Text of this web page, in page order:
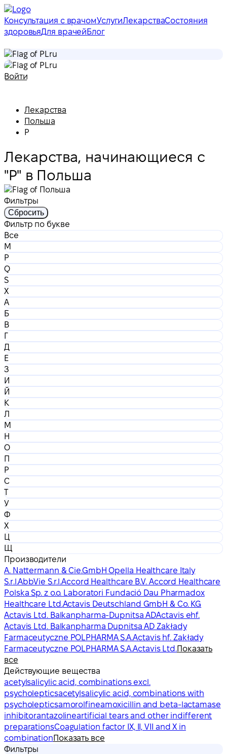
Консультация с врачомУслугиЛекарстваСостояния
здоровьяДля врачейБлог
ru
ru
Войти
Лекарства
Польша
P
Лекарства, начинающиеся с
"P" в Польша
Фильтры
Сбросить
Фильтр по букве
Все
M
P
Q
S
X
А
Б
В
Г
Д
Е
З
И
Й
К
Л
М
Н
О
П
Р
С
Т
У
Ф
Х
Ц
Щ
Производители
A. Nattermann & Cie.GmbH Opella Healthcare Italy
S.r.l.AbbVie S.r.l.Accord Healthcare B.V. Accord Healthcare
Polska Sp. z o.o. Laboratori Fundació Dau Pharmadox
Healthcare Ltd.Actavis Deutschland GmbH & Co. KG
Actavis Ltd. Balkanpharma-Dupnitsa ADActavis ehf.
Actavis Ltd. Balkanpharma Dupnitsa AD Zakłady
Farmaceutyczne POLPHARMA S.A.Actavis hf. Zakłady
Farmaceutyczne POLPHARMA S.A.Actavis Ltd.Показать
все
Действующие вещества
acetylsalicylic acid, combinations excl.
psycholepticsacetylsalicylic acid, combinations with
psycholepticsamorolfineamoxicillin and beta-lactamase
inhibitorantazolineartificial tears and other indifferent
preparationsCoagulation factor IX, II, VII and X in
combinationПоказать все
Фильтры